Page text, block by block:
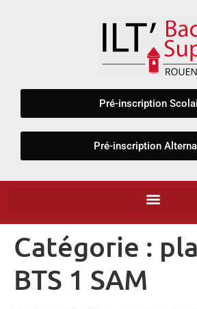
Pré-inscription
Pré-inscription
Catégorie :
BTS 1 SAM